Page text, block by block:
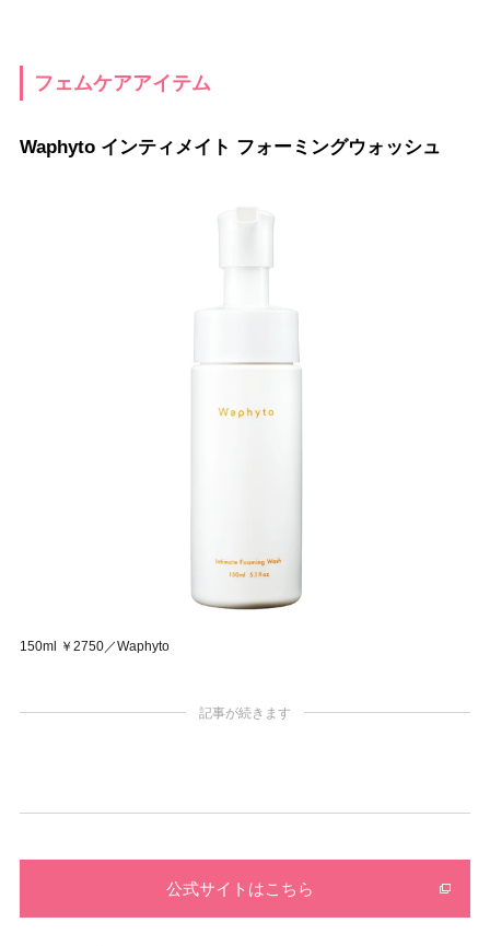
フェムケアアイテム
Waphyto インティメイト フォーミングウォッシュ
150ml ￥2750／Waphyto
記事が続きます
公式サイトはこちら